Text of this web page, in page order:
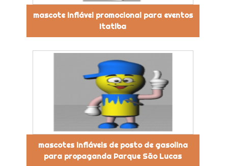
mascote inflável promocional para eventos
Itatiba
mascotes infláveis de posto de gasolina
para propaganda Parque São Lucas